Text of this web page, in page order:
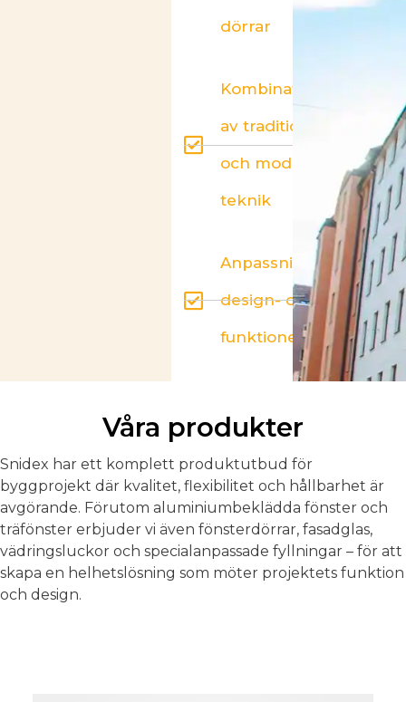
dörrar
Kombination
av tradition
och modern
teknik
Anpassningsbar
design- och
funktionella val
Våra produkter
Snidex har ett komplett produktutbud för
byggprojekt där kvalitet, flexibilitet och hållbarhet är
avgörande. Förutom aluminiumbeklädda fönster och
träfönster erbjuder vi även fönsterdörrar, fasadglas,
vädringsluckor och specialanpassade fyllningar – för att
skapa en helhetslösning som möter projektets funktion
och design.